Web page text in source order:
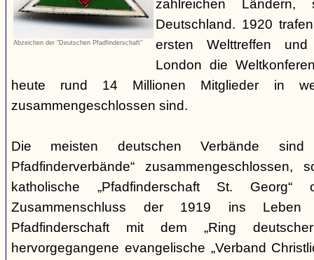
Abzeichen der "Deutschen Pfadfinderschaft"
zahlreichen
Deutschland. 1920
ersten Welttreffen
London die
heute rund 14 Millionen Mitglieder in
zusammengeschlossen sind.
Die meisten deutschen Verbände
Pfadfinderverbände“
katholische „Pfadfinderschaft St.
Zusammenschluss der 1919 ins Leben
Pfadfinderschaft mit dem „Ring deutscher
hervorgegangene evangelische „Verband